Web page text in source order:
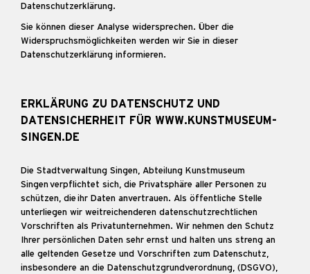
Datenschutzerklärung.
Sie können dieser Analyse widersprechen. Über die
Widerspruchsmöglichkeiten werden wir Sie in dieser
Datenschutzerklärung informieren.
ERKLÄRUNG ZU DATENSCHUTZ UND
DATENSICHERHEIT FÜR WWW.KUNSTMUSEUM-
SINGEN.DE
Die Stadtverwaltung Singen, Abteilung Kunstmuseum
Singen verpflichtet sich, die Privatsphäre aller Personen zu
schützen, die ihr Daten anvertrauen. Als öffentliche Stelle
unterliegen wir weitreichenderen datenschutzrechtlichen
Vorschriften als Privatunternehmen. Wir nehmen den Schutz
Ihrer persönlichen Daten sehr ernst und halten uns streng an
alle geltenden Gesetze und Vorschriften zum Datenschutz,
insbesondere an die Datenschutzgrundverordnung, (DSGVO),